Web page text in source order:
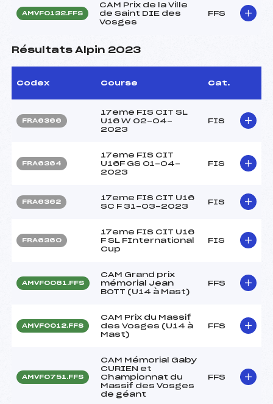
AMVF0132.FFS
CAM Prix de la Ville
de Saint DIE des
Vosges
FFS
Résultats Alpin 2023
Codex Course Cat.
FRA6366
17eme FIS CIT SL
U16 W 02-04-
2023
FIS
FRA6364
17eme FIS CIT
U16F GS 01-04-
2023
FIS
FRA6362
17eme FIS CIT U16
SC F 31-03-2023
FIS
FRA6360
17eme FIS CIT U16
F SL FInternational
Cup
FIS
AMVF0061.FFS
CAM Grand prix
mémorial Jean
BOTT (U14 à Mast)
FFS
AMVF0012.FFS
CAM Prix du Massif
des Vosges (U14 à
Mast)
FFS
AMVF0751.FFS
CAM Mémorial Gaby
CURIEN et
Championnat du
Massif des Vosges
de géant
FFS